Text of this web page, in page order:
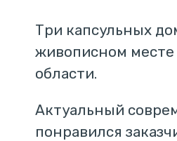
Три капсульных
живописном месте
области.
Актуальный
понравился